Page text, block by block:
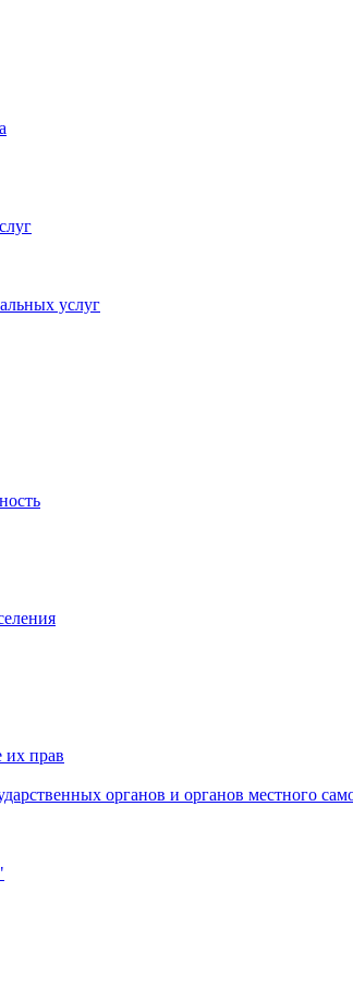
услуг
их прав
органов и органов местного